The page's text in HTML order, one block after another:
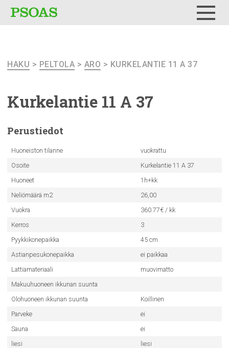
HAKU > PELTOLA > ARO > KURKELANTIE 11 A 37
Kurkelantie 11 A 37
Perustiedot
Huoneiston tilanne
vuokrattu
Osoite
Kurkelantie 11 A 37
Huoneet
1h+kk
Neliömäärä m2
26,00
Vuokra
360.77€ / kk
Kerros
3
Pyykkikonepaikka
45 cm
Astianpesukonepaikka
ei paikkaa
Lattiamateriaali
muovimatto
Makuuhuoneen ikkunan suunta
Olohuoneen ikkunan suunta
Koillinen
Parveke
ei
Sauna
ei
liesi
liesi